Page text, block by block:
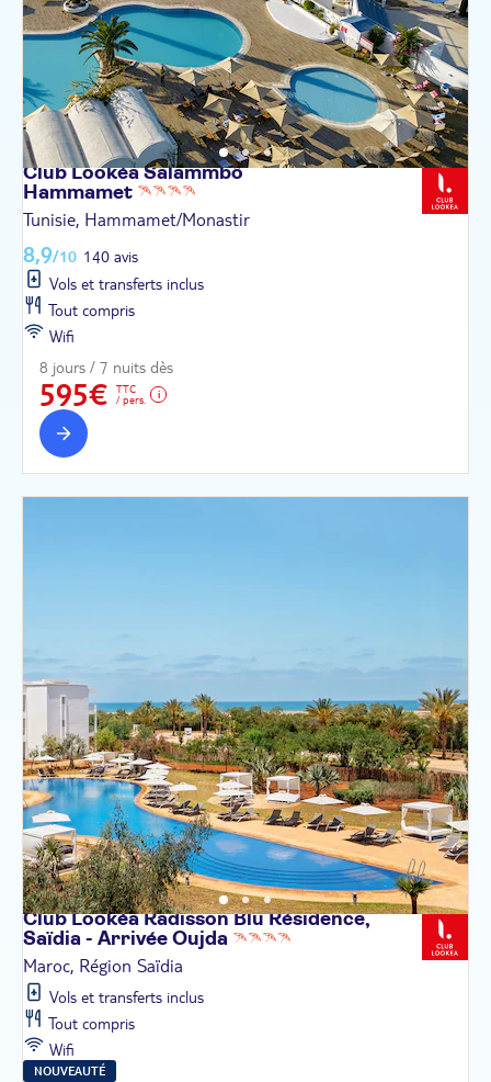
Club Lookéa Salammbô
Hammamet
Tunisie, Hammamet/Monastir
8,9/10 140 avis
Vols et transferts inclus
Tout compris
Wifi
8 jours / 7 nuits dès
595€
TTC
/ pers.
Club Lookéa Radisson Blu Résidence,
Saïdia - Arrivée Oujda
Maroc, Région Saïdia
Vols et transferts inclus
Tout compris
Wifi
NOUVEAUTÉ